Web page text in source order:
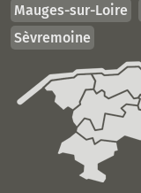
Mauges-sur-Loire
Sèvremoine